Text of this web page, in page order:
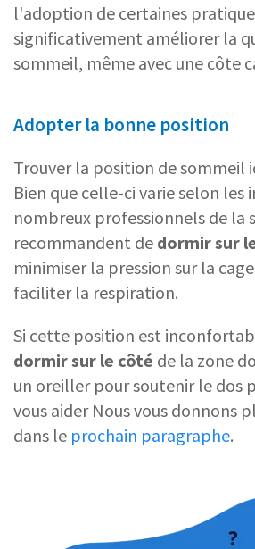
l'adoption de certaines
significativement améliorer la
sommeil, même avec une côte
Adopter la bonne position
Trouver la position de sommeil
Bien que celle-ci varie selon les
nombreux professionnels de la
recommandent de dormir sur
minimiser la pression sur la
faciliter la respiration.
Si cette position est
dormir sur le côté de la zone
un oreiller pour soutenir le dos
vous aider Nous vous donnons
dans le prochain paragraphe.